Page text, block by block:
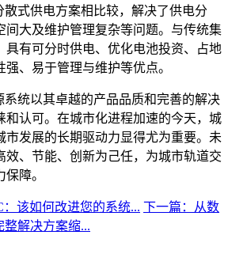
散式供电方案相比较，解决了供电分
间大及维护管理复杂等问题。与传统集
具有可分时供电、优化电池投资、占地
、易于管理与维护等优点。
系统以其卓越的产品品质和完善的解决
和认可。在城市化进程加速的今天，城
市发展的长期驱动力显得尤为重要。未
效、节能、创新为己任，为城市轨道交
障。
：该如何改进您的系统... 下一篇：从数
整解决方案缩...